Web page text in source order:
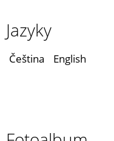
Jazyky
Čeština English